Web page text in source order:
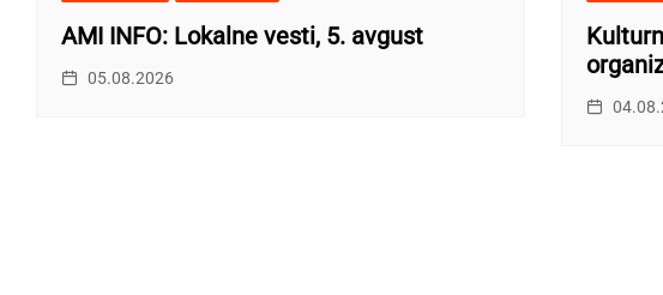
AMI INFO: Lokalne vesti, 5. avgust
05.08.2026